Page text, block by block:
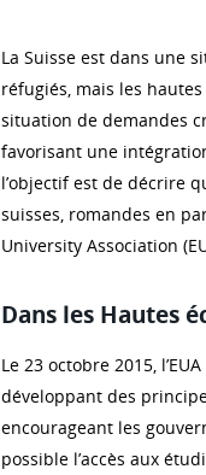
La Suisse est dans une
réfugiés, mais les
situation de demandes
favorisant une
l’objectif est de décrire
suisses, romandes en
University Association
Dans les Hautes
Le 23 octobre 2015,
développant des
encourageant les
possible l’accès aux